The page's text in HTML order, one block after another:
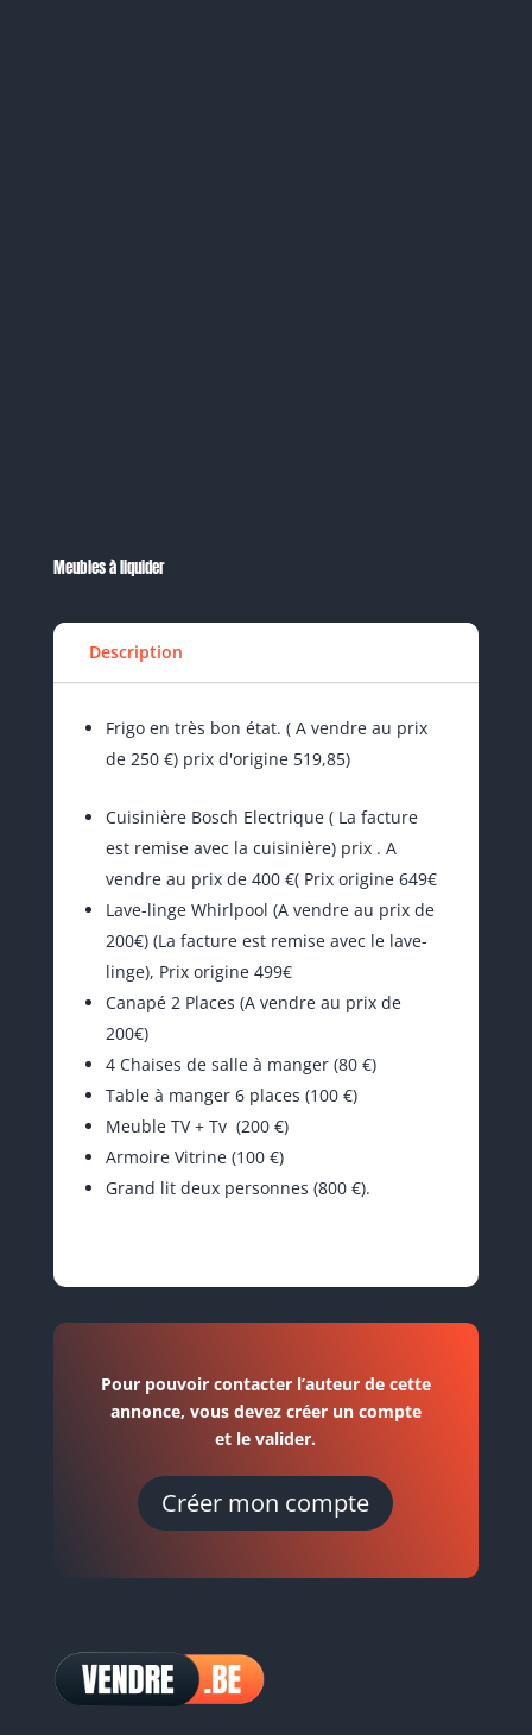
Meubles à liquider
Description
Frigo en très bon état. ( A vendre au prix
de 250 €) prix d'origine 519,85)
Cuisinière Bosch Electrique ( La facture
est remise avec la cuisinière) prix . A
vendre au prix de 400 €( Prix origine 649€
Lave-linge Whirlpool (A vendre au prix de
200€) (La facture est remise avec le lave-
linge), Prix origine 499€
Canapé 2 Places (A vendre au prix de
200€)
4 Chaises de salle à manger (80 €)
Table à manger 6 places (100 €)
Meuble TV + Tv (200 €)
Armoire Vitrine (100 €)
Grand lit deux personnes (800 €).
Pour pouvoir contacter l’auteur de cette
annonce, vous devez créer un compte
et le valider.
Créer mon compte